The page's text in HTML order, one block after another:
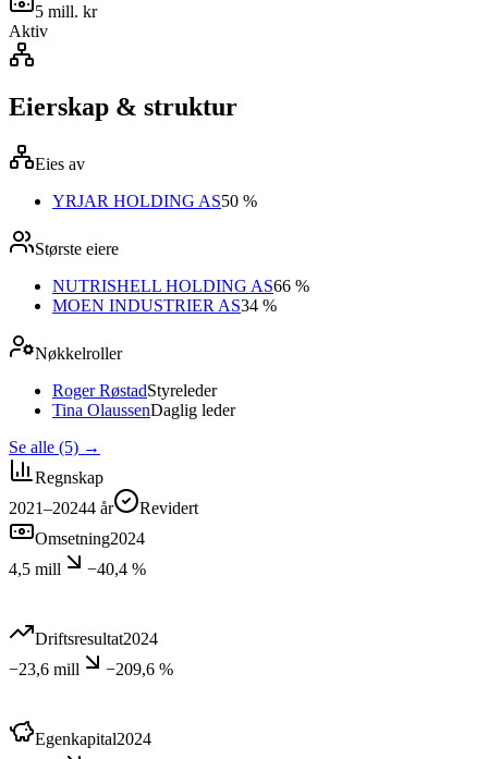
5 mill. kr
Aktiv
Eierskap & struktur
Eies av
YRJAR HOLDING AS50 %
Største eiere
NUTRISHELL HOLDING AS66 %
MOEN INDUSTRIER AS34 %
Nøkkelroller
Roger RøstadStyreleder
Tina OlaussenDaglig leder
Se alle (5) →
Regnskap
2021–20244 år
Revidert
Omsetning2024
4,5 mill
−40,4 %
Driftsresultat2024
−23,6 mill
−209,6 %
Egenkapital2024